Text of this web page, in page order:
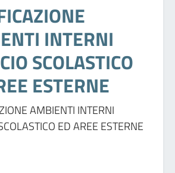
INTERNI
SCOLASTICO
ESTERNE
AMBIENTI INTERNI
ED AREE ESTERNE